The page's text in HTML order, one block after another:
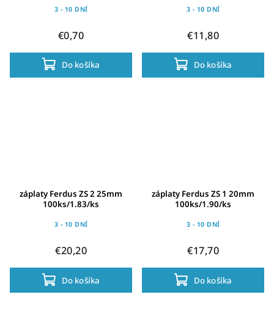
3 - 10 DNÍ
€0,70
Do košíka
3 - 10 DNÍ
€11,80
Do košíka
záplaty Ferdus ZS 2 25mm
100ks/1.83/ks
3 - 10 DNÍ
€20,20
Do košíka
záplaty Ferdus ZS 1 20mm
100ks/1.90/ks
3 - 10 DNÍ
€17,70
Do košíka